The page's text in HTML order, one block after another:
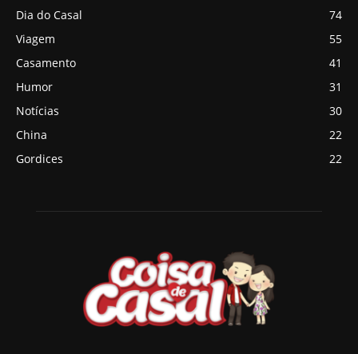
Dia do Casal
74
Viagem
55
Casamento
41
Humor
31
Notícias
30
China
22
Gordices
22